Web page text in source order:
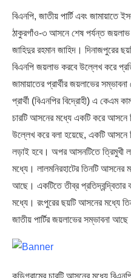
বিএনপি, জাতীয় পার্টি এবং জামায়াতে
ঠাকুরগাঁও-৩ আসনে শেষ পর্যন্ত জয়লাভ
জাহিদুর রহমান জাহিদ। দিনাজপুরের
বিএনপি জয়লাভ করবে উলে্লখ করে
জামায়াতের প্রার্থীর জয়লাভের
প্রার্থী (বিএনপির বিদ্রোহী) এ কেএম
চারটি আসনের মধ্যে একটি করে আসনে
উল্লেখ করে বলা হয়েছে, একটি আসনে
লড়াই হবে। অপর আসনটিতে ত্রিমুখী
মধ্যে। লালমনিরহাটের তিনটি আসনের
আছে। একটিতে তীব্র প্রতিদ্বন্দ্বিতার
মধ্যে। রংপুরের ছয়টি আসনের মধ্যে
জাতীয় পার্টির জয়লাভের সম্ভাবনা
কুড়িগ্রামের চারটি আসনের মধ্যে